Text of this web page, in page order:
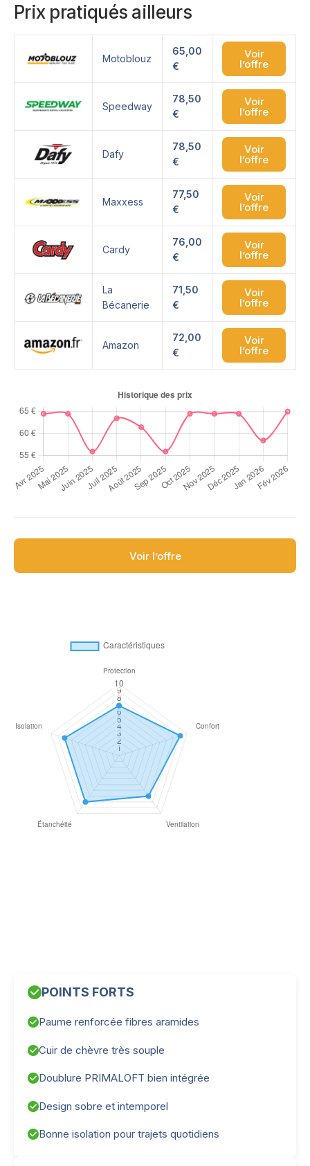
Prix pratiqués ailleurs
Motoblouz
65,00
€
Voir
l’offre
Speedway
78,50
€
Voir
l’offre
Dafy
78,50
€
Voir
l’offre
Maxxess
77,50
€
Voir
l’offre
Cardy
76,00
€
Voir
l’offre
La
Bécanerie
71,50
€
Voir
l’offre
Amazon
72,00
€
Voir
l’offre
Voir l’offre
POINTS FORTS
Paume renforcée fibres aramides
Cuir de chèvre très souple
Doublure PRIMALOFT bien intégrée
Design sobre et intemporel
Bonne isolation pour trajets quotidiens